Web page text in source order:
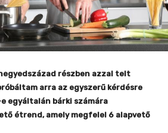
részben azzal telt
arra az egyszerű kérdésre
egyáltalán bárki számára
étrend, amely megfelel 6 alapvető